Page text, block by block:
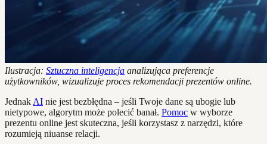
Ilustracja: Sztuczna inteligencja analizująca preferencje
użytkowników, wizualizuje proces rekomendacji prezentów online.
Jednak AI nie jest bezbłędna – jeśli Twoje dane są ubogie lub
nietypowe, algorytm może polecić banał. Pomoc w wyborze
prezentu online jest skuteczna, jeśli korzystasz z narzędzi, które
rozumieją niuanse relacji.